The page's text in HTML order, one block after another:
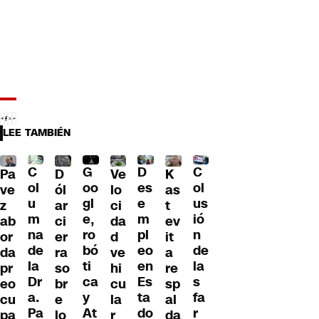
LEE TAMBIÉN
Pa
ve
z
ab
or
da
pr
eo
cu
pa
C
ol
u
m
na
de
la
Dr
a.
Pa
D
ól
ar
ci
er
ra
so
br
e
lo
G
oo
gl
e,
ro
bó
ti
ca
y
At
Ve
lo
ci
da
d
ve
hi
cu
la
r
D
es
e
m
pl
eo
en
Es
ta
do
K
as
t
ev
it
a
re
sp
al
da
C
ol
us
ió
n
de
la
s
fa
r